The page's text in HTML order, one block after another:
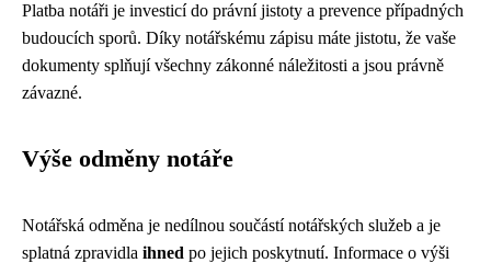
Platba notáři je investicí do právní jistoty a prevence případných
budoucích sporů. Díky notářskému zápisu máte jistotu, že vaše
dokumenty splňují všechny zákonné náležitosti a jsou právně
závazné.
Výše odměny notáře
Notářská odměna je nedílnou součástí notářských služeb a je
splatná zpravidla ihned po jejich poskytnutí. Informace o výši